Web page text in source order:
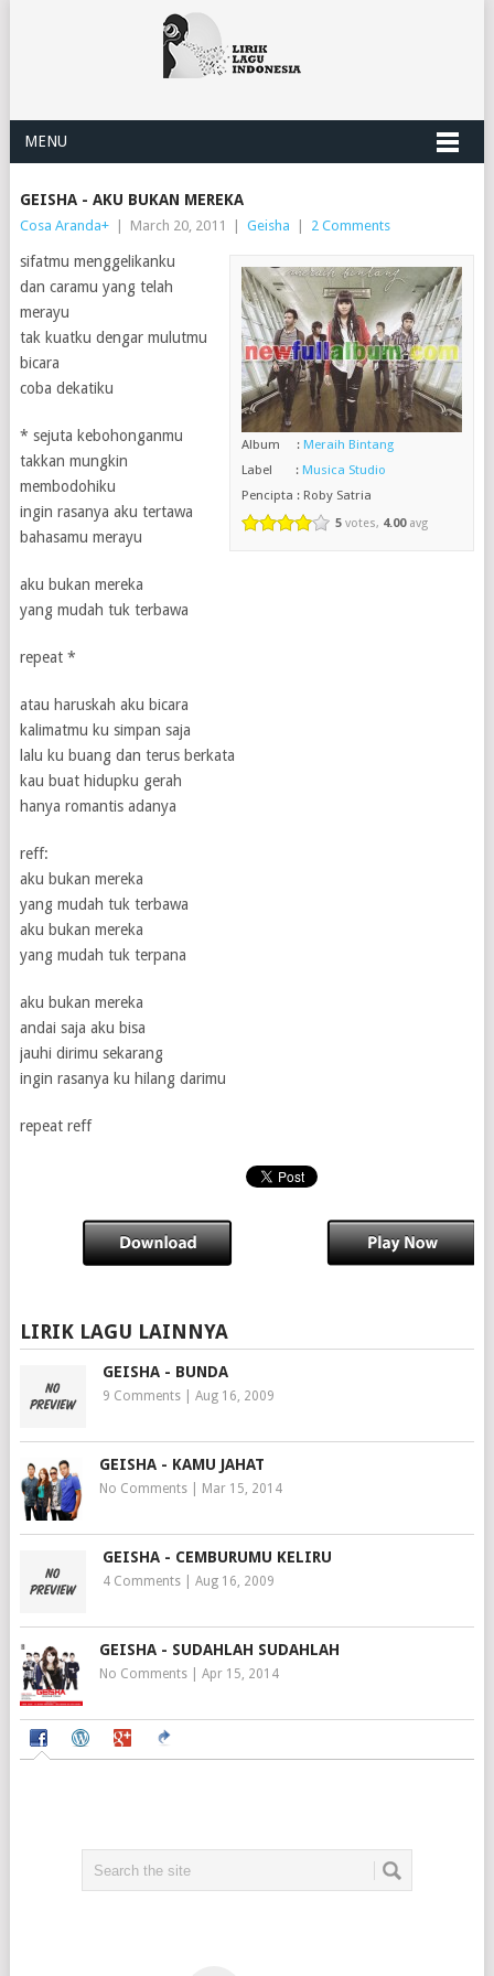
MENU
GEISHA - AKU BUKAN MEREKA
Cosa Aranda+ March 20, 2011 Geisha 2 Comments
Album :Meraih Bintang
Label :Musica Studio
Pencipta : Roby Satria
5 votes, 4.00avg
sifatmu menggelikanku
dan caramu yang telah
merayu
tak kuatku dengar mulutmu
bicara
coba dekatiku
* sejuta kebohonganmu
takkan mungkin
membodohiku
ingin rasanya aku tertawa
bahasamu merayu
aku bukan mereka
yang mudah tuk terbawa
repeat *
atau haruskah aku bicara
kalimatmu ku simpan saja
lalu ku buang dan terus berkata
kau buat hidupku gerah
hanya romantis adanya
reff:
aku bukan mereka
yang mudah tuk terbawa
aku bukan mereka
yang mudah tuk terpana
aku bukan mereka
andai saja aku bisa
jauhi dirimu sekarang
ingin rasanya ku hilang darimu
repeat reff
LIRIK LAGU LAINNYA
GEISHA - BUNDA
9 Comments| Aug 16, 2009
GEISHA - KAMU JAHAT
No Comments| Mar 15, 2014
GEISHA - CEMBURUMU KELIRU
4 Comments| Aug 16, 2009
GEISHA - SUDAHLAH SUDAHLAH
No Comments| Apr 15, 2014